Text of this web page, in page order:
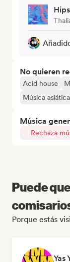
No quieren
Acid house
Música asiática
Música
Rechaza
Puede
Porque estás
Yas